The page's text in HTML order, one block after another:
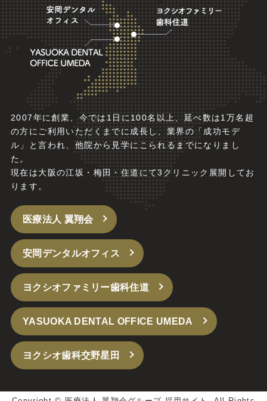
2007年に創業、今では1日に100名以上、延べ数は1万名超
の方にご利用いただくまでに成長し、業界の「成功モデ
ル」と言われ、他院から見学にこられるまでになりまし
た。
現在は大阪の江坂・梅田・住道にて3クリニック展開してお
ります。
医療法人 翼翔会
安岡デンタルオフィス
ヨクシオファミリー歯科住道
YASUOKA DENTAL OFFICE UMEDA
ヨクシオ歯科交野星田